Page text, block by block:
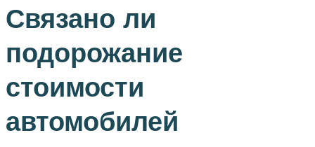
Связано ли
подорожание
стоимости
автомобилей